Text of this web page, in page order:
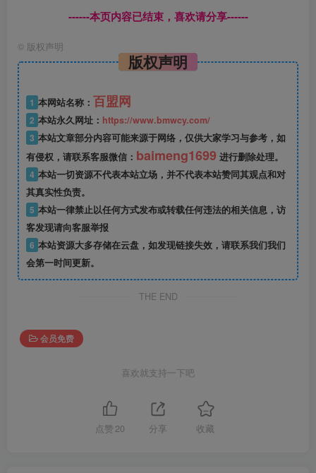
------本页内容已结束，喜欢请分享------
© 版权声明
版权声明
1 本网站名称： 百盟网
2 本站永久网址： https://www.bmwcy.com/
3 本站文章部分内容可能来源于网络，仅供大家学习与参考，如
有侵权，请联系客服微信： baimeng1699 进行删除处理。
4 本站一切资源不代表本站立场，并不代表本站赞同其观点和对
其真实性负责。
5 本站一律禁止以任何方式发布或转载任何违法的相关信息，访
客发现请向客服举报
6 本站资源大多存储在云盘，如发现链接失效，请联系我们我们
会第一时间更新。
THE END
会员免费
喜欢就支持一下吧
点赞 20 分享 收藏